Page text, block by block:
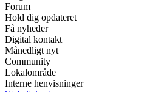
Forum
Hold dig opdateret
Få nyheder
Digital kontakt
Månedligt nyt
Community
Lokalområde
Interne henvisninger